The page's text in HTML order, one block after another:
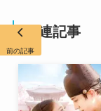
関連記事
前の記事